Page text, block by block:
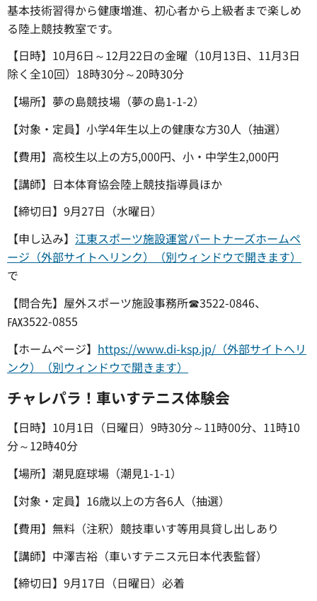
基本技術習得から健康増進、初心者から上級者まで楽しめ
る陸上競技教室です。
【日時】10月6日～12月22日の金曜（10月13日、11月3日
除く全10回）18時30分～20時30分
【場所】夢の島競技場（夢の島1-1-2）
【対象・定員】小学4年生以上の健康な方30人（抽選）
【費用】高校生以上の方5,000円、小・中学生2,000円
【講師】日本体育協会陸上競技指導員ほか
【締切日】9月27日（水曜日）
【申し込み】 江東スポーツ施設運営パートナーズホームペ
ージ（外部サイトへリンク）（別ウィンドウで開きます）
で
【問合先】屋外スポーツ施設事務所☎3522-0846、
℻3522-0855
【ホームページ】 https://www.di-ksp.jp/（外部サイトへリ
ンク）（別ウィンドウで開きます）
チャレパラ！車いすテニス体験会
【日時】10月1日（日曜日）9時30分～11時00分、11時10
分～12時40分
【場所】潮見庭球場（潮見1-1-1）
【対象・定員】16歳以上の方各6人（抽選）
【費用】無料（注釈）競技車いす等用具貸し出しあり
【講師】中澤吉裕（車いすテニス元日本代表監督）
【締切日】9月17日（日曜日）必着